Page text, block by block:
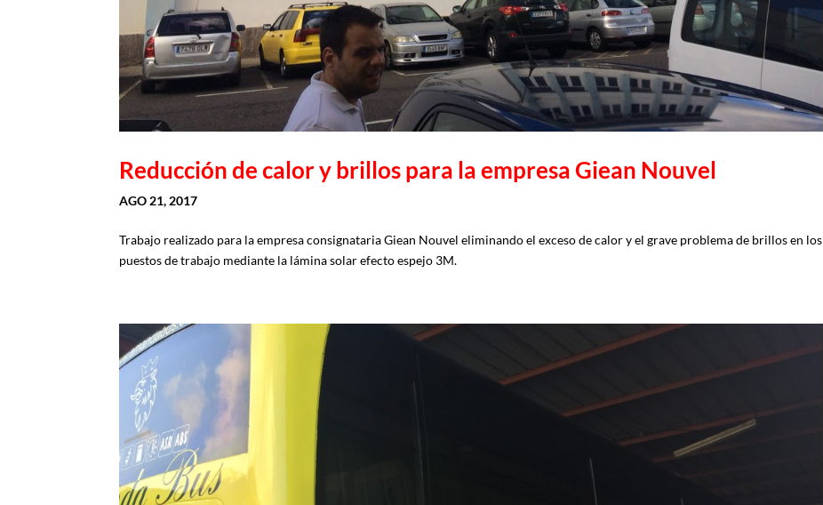
Reducción de calor y brillos para la empresa Giean Nouvel
AGO 21, 2017
Trabajo realizado para la empresa consignataria Giean Nouvel eliminando el exceso de calor y el grave problema de brillos en los
puestos de trabajo mediante la lámina solar efecto espejo 3M.